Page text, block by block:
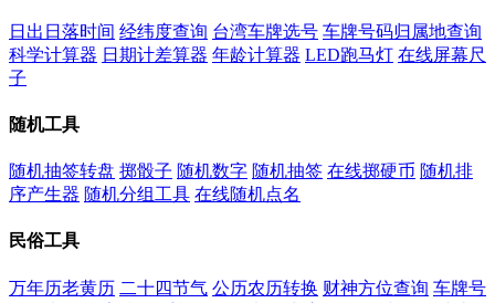
日出日落时间 经纬度查询 台湾车牌选号 车牌号码归属地查询
科学计算器 日期计差算器 年龄计算器 LED跑马灯 在线屏幕尺
子
随机工具
随机抽签转盘 掷骰子 随机数字 随机抽签 在线掷硬币 随机排
序产生器 随机分组工具 在线随机点名
民俗工具
万年历老黄历 二十四节气 公历农历转换 财神方位查询 车牌号